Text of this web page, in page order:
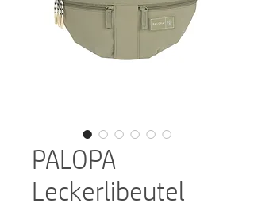
PALOPA
Leckerlibeutel